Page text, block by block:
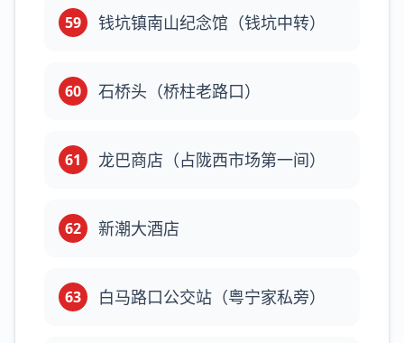
59 钱坑镇南山纪念馆（钱坑中转）
60 石桥头（桥柱老路口）
61 龙巴商店（占陇西市场第一间）
62 新潮大酒店
63 白马路口公交站（粤宁家私旁）